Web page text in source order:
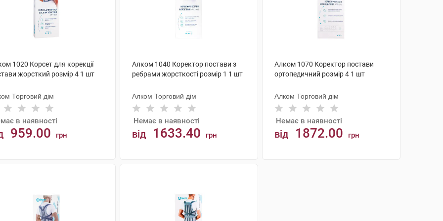
1020 Корсет для корекції
жорсткий розмір 4 1 шт
Торговий дім
в наявності
959.00 грн
Алком 1040 Коректор постави з
ребрами жорсткості розмір 1 1 шт
Алком Торговий дім
Немає в наявності
від 1633.40 грн
Алком 1070 Коректор постави
ортопедичний розмір 4 1 шт
Алком Торговий дім
Немає в наявності
від 1872.00 грн